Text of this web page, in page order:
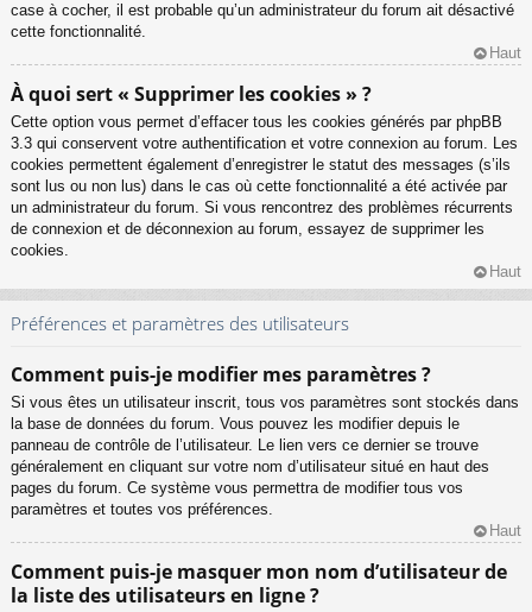
case à cocher, il est probable qu’un administrateur du forum ait désactivé
cette fonctionnalité.
Haut
À quoi sert « Supprimer les cookies » ?
Cette option vous permet d’effacer tous les cookies générés par phpBB
3.3 qui conservent votre authentification et votre connexion au forum. Les
cookies permettent également d’enregistrer le statut des messages (s’ils
sont lus ou non lus) dans le cas où cette fonctionnalité a été activée par
un administrateur du forum. Si vous rencontrez des problèmes récurrents
de connexion et de déconnexion au forum, essayez de supprimer les
cookies.
Haut
Préférences et paramètres des utilisateurs
Comment puis-je modifier mes paramètres ?
Si vous êtes un utilisateur inscrit, tous vos paramètres sont stockés dans
la base de données du forum. Vous pouvez les modifier depuis le
panneau de contrôle de l’utilisateur. Le lien vers ce dernier se trouve
généralement en cliquant sur votre nom d’utilisateur situé en haut des
pages du forum. Ce système vous permettra de modifier tous vos
paramètres et toutes vos préférences.
Haut
Comment puis-je masquer mon nom d’utilisateur de
la liste des utilisateurs en ligne ?